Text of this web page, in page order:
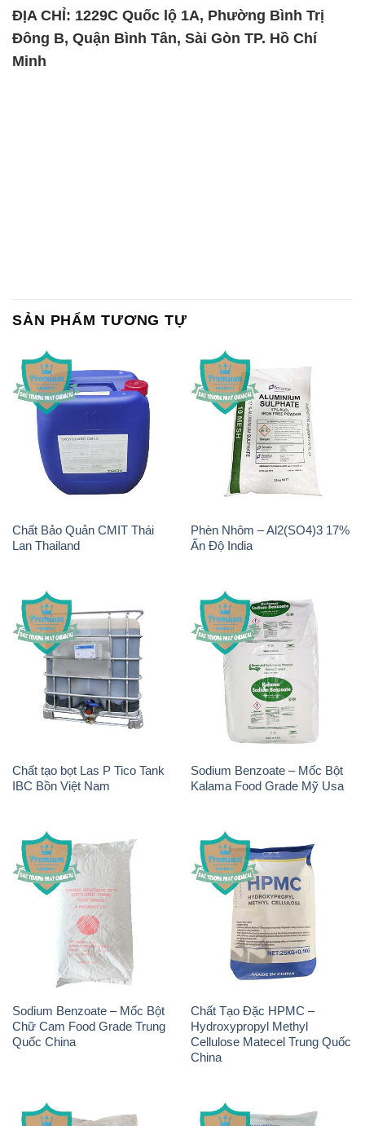
ĐỊA CHỈ: 1229C Quốc lộ 1A, Phường Bình Trị
Đông B, Quận Bình Tân, Sài Gòn TP. Hồ Chí
Minh
SẢN PHẨM TƯƠNG TỰ
Chất Bảo Quản CMIT Thái
Lan Thailand
Phèn Nhôm – Al2(SO4)3 17%
Ấn Độ India
Chất tạo bọt Las P Tico Tank
IBC Bồn Việt Nam
Sodium Benzoate – Mốc Bột
Kalama Food Grade Mỹ Usa
Sodium Benzoate – Mốc Bột
Chữ Cam Food Grade Trung
Quốc China
Chất Tạo Đặc HPMC –
Hydroxypropyl Methyl
Cellulose Matecel Trung Quốc
China